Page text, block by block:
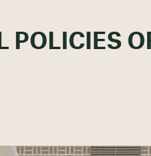
POLICIES